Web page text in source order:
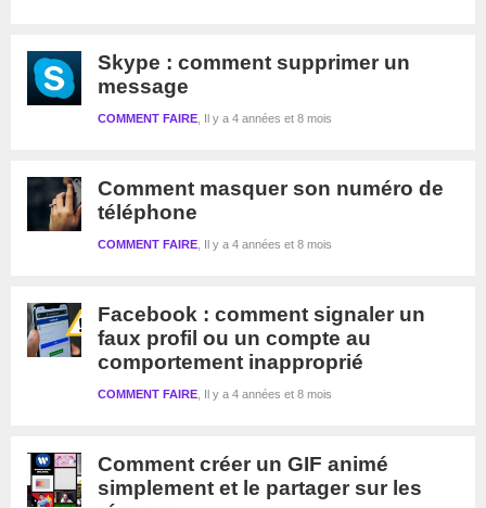
Skype : comment supprimer un
message
Il y a 4 années et 8 mois
COMMENT FAIRE
Comment masquer son numéro de
téléphone
Il y a 4 années et 8 mois
COMMENT FAIRE
Facebook : comment signaler un
faux profil ou un compte au
comportement inapproprié
Il y a 4 années et 8 mois
COMMENT FAIRE
Comment créer un GIF animé
simplement et le partager sur les